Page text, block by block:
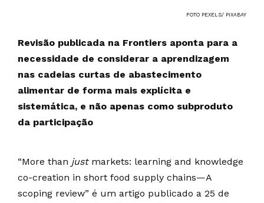
FOTO PEXELS/ PIXABAY
Revisão publicada na Frontiers aponta para a
necessidade de considerar a aprendizagem
nas cadeias curtas de abastecimento
alimentar de forma mais explícita e
sistemática, e não apenas como subproduto
da participação
“More than justmarkets: learning and knowledge
co-creation in short food supply chains—A
scoping review” é um artigo publicado a 25 de